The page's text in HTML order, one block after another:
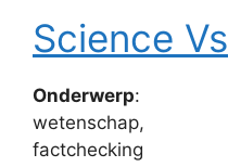
Science Vs
Onderwerp:
wetenschap,
factchecking